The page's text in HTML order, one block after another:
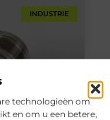
technologieën om
en om u een betere,
INDUSTRIE